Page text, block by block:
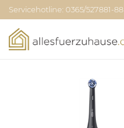
Servicehotline: 0365/527881-88